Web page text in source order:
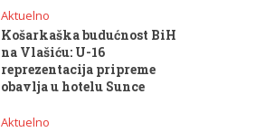
Aktuelno
Košarkaška budućnost BiH
na Vlašiću: U-16
reprezentacija pripreme
obavlja u hotelu Sunce
Aktuelno